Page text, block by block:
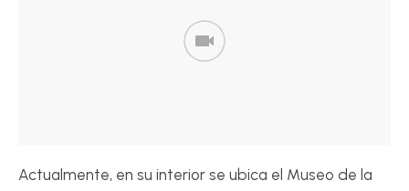
Actualmente, en su interior se ubica el Museo de la